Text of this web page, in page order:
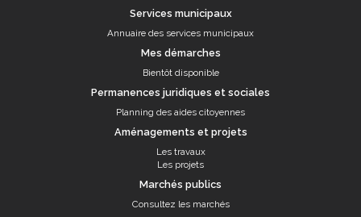
Services municipaux
Annuaire des services municipaux
Mes démarches
Bientôt disponible
Permanences juridiques et sociales
Planning des aides citoyennes
Aménagements et projets
Les travaux
Les projets
Marchés publics
Consultez les marchés